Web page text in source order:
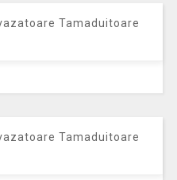
Tamaduitoare
Tamaduitoare